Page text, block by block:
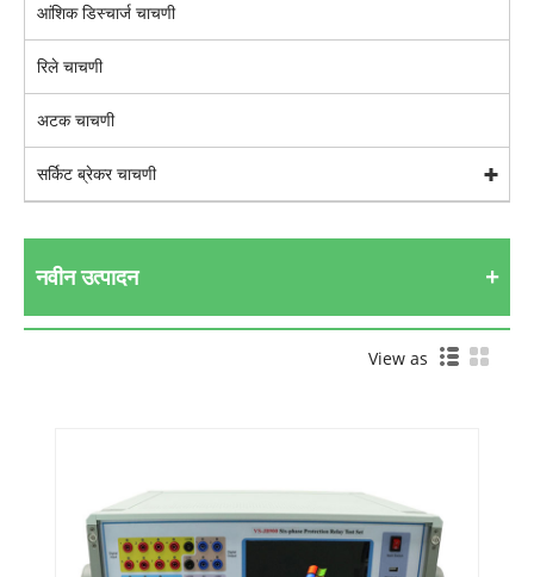
आंशिक डिस्चार्ज चाचणी
रिले चाचणी
अटक चाचणी
सर्किट ब्रेकर चाचणी
नवीन उत्पादन
View as